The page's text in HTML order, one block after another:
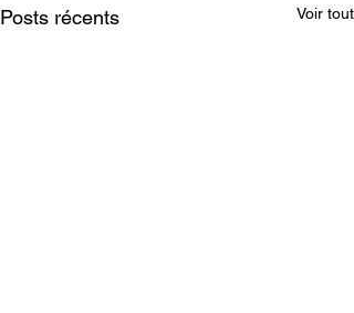
Posts récents Voir tout